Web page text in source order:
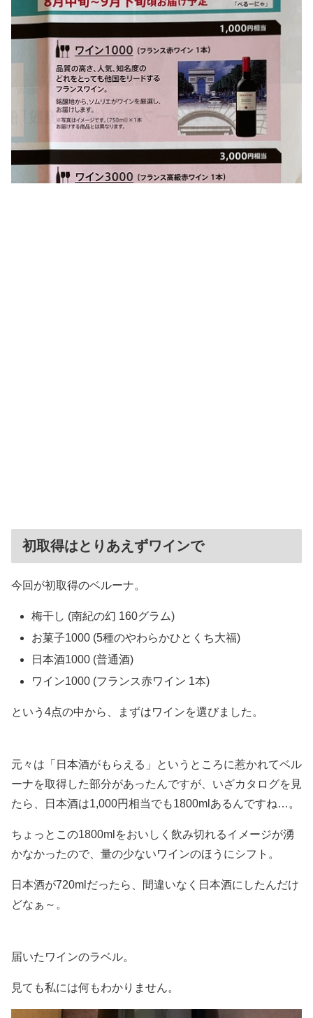
初取得はとりあえずワインで
今回が初取得のベルーナ。
梅干し (南紀の幻 160グラム)
お菓子1000 (5種のやわらかひとくち大福)
日本酒1000 (普通酒)
ワイン1000 (フランス赤ワイン 1本)
という4点の中から、まずはワインを選びました。
元々は「日本酒がもらえる」というところに惹かれてベル
ーナを取得した部分があったんですが、いざカタログを見
たら、日本酒は1,000円相当でも1800mlあるんですね…。
ちょっとこの1800mlをおいしく飲み切れるイメージが湧
かなかったので、量の少ないワインのほうにシフト。
日本酒が720mlだったら、間違いなく日本酒にしたんだけ
どなぁ～。
届いたワインのラベル。
見ても私には何もわかりません。